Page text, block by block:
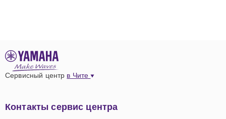
непосредственно позвонив по телефону +7 (800) 100-
49-87. Наш адрес: ул. Богомягкова, 50. Мы готовы
Сервисный центр в Чите
Контакты сервис центра